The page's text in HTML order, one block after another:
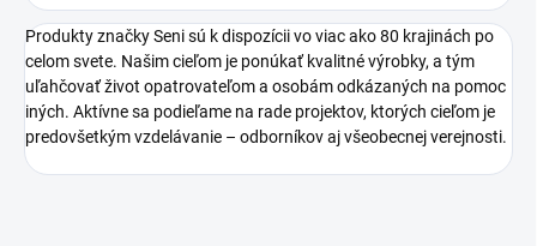
Produkty značky Seni sú k dispozícii vo viac ako 80 krajinách po
celom svete. Našim cieľom je ponúkať kvalitné výrobky, a tým
uľahčovať život opatrovateľom a osobám odkázaných na pomoc
iných. Aktívne sa podieľame na rade projektov, ktorých cieľom je
predovšetkým vzdelávanie – odborníkov aj všeobecnej verejnosti.